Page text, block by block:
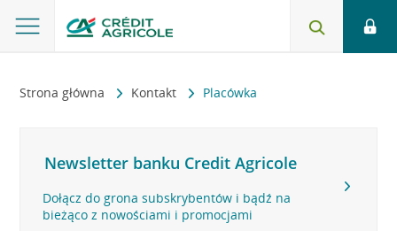
Strona główna Kontakt Placówka
Newsletter banku Credit Agricole
Dołącz do grona subskrybentów i bądź na
bieżąco z nowościami i promocjami